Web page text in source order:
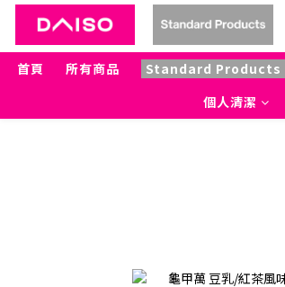
首頁 所有商品 Standard Products
個人清潔